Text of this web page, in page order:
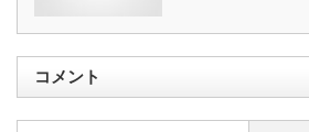
コメント